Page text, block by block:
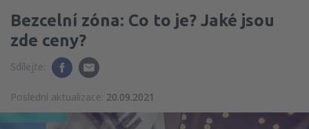
Bezcelní zóna: Co to je? Jaké jsou
zde ceny?
Sdílejte:
Poslední aktualizace: 20.09.2021